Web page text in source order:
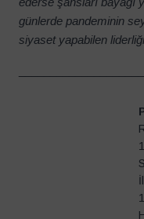
günlerde pandeminin
siyaset yapabilen